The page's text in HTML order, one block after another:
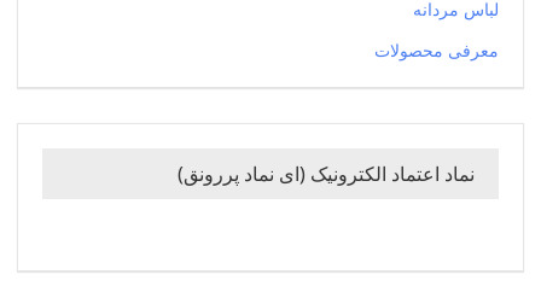
لباس مردانه
معرفی محصولات
نماد اعتماد الکترونیک (ای نماد پررونق)